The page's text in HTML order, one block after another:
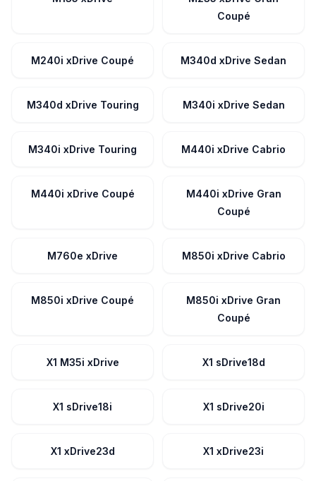
Coupé
M240i xDrive Coupé M340d xDrive Sedan
M340d xDrive Touring M340i xDrive Sedan
M340i xDrive Touring M440i xDrive Cabrio
M440i xDrive Coupé
M440i xDrive Gran
Coupé
M760e xDrive M850i xDrive Cabrio
M850i xDrive Coupé
M850i xDrive Gran
Coupé
X1 M35i xDrive X1 sDrive18d
X1 sDrive18i X1 sDrive20i
X1 xDrive23d X1 xDrive23i